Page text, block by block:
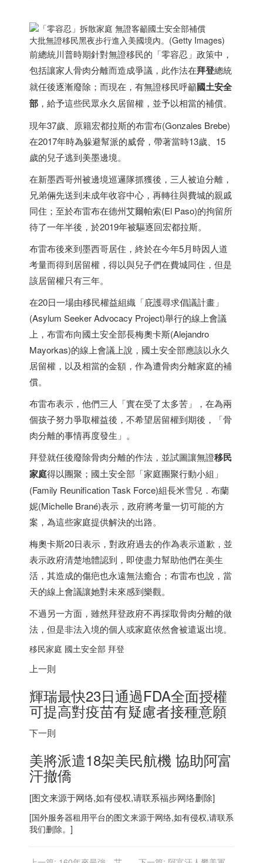
大批無證移民黑夜步行進入美國境內。(Getty Images)
前總統川普時期針對無證移民的「零容忍」政策中，
包括讓家人骨肉分離而造成爭議，此作法在拜登總統
就任後逐漸廢除；而現在，有無證移民呼籲國土安全
部 ，給予這些民眾永久居留權，並予以相當的補償。
現年37歲、原籍宏都拉斯的布雷布(Gonzales Brebe)
在2017年時為躲避幫派的威脅，帶著當時13歲、15
歲的兒子逃到美墨邊境。
在新墨西哥州被邊境巡邏隊抓獲後，三人被迫分離，
兄弟倆先送到未成年收容中心，再轉往與費城的親戚
同住；至於布雷布在德州艾爾帕索(El Paso)的拘留所
待了一年半後，於2019年被驅逐回宏都拉斯。
布雷布後來到墨西哥居住，終於在今年5月時因人道
考量而得到居留權，得以與兒子們在費城同住，但是
該居留權只有三年。
在20日一場由移民權益組織「庇護尋求倡議計畫」
(Asylum Seeker Advocacy Project)舉行的線上會議
上，布雷布向國土安全部長梅奧卡斯(Alejandro
Mayorkas)的線上會議上說，國土安全部應該以永久
居留權，以及相當的金額，作為遭骨肉分離家庭的補
償。
布雷布表示，他們三人「實在受了太多苦」，在為兩
個孩子努力爭取權益後，不希望居留權到期後，「骨
肉分離的事情再度發生」。
拜登就任後廢除骨肉分離的作法，並試圖讓無證移民
家庭得以團聚；國土安全部「家庭團聚行動小組」
(Family Reunification Task Force)組長米雪兒．布蘭
妮(Michelle Brané)表示，政府將考量一切可能的方
案，為這些家庭提供解決的出路。
梅奧卡斯20日表示，對政府過去的作為表示道歉，並
表示政府清楚地體認到，即使盡力幫助他們在美生
活，其造成的傷疤也永遠無法癒合；布雷布也說，當
天的線上會議讓她對未來感到樂觀。
不過另一方面，雖然拜登政府不再採取骨肉分離的做
法，但是非法入境的個人或家庭依然會被遣返出境。
移民家庭 國土安全部 拜登
上一則
輝瑞最快23日通過FDA全面授權
可提高對疫苗有疑慮者接種意願
下一則
美將派遣18架美民航機 協助阿富
汗撤僑
[图文来源于网络,如有侵权,请联系福步网络删除]
[国外服务器租用平台的图文来源于网络,如有侵权,请联系
我们删除。]